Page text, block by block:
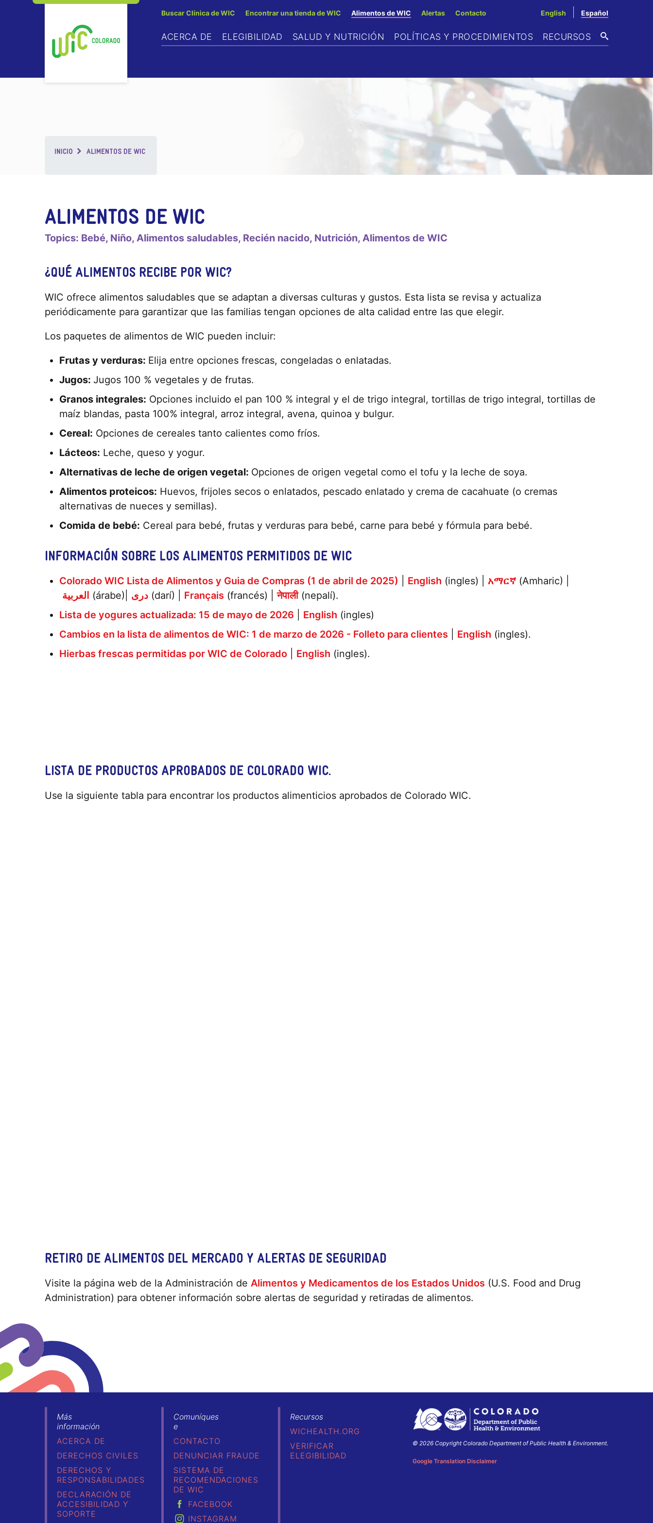
Skip
main
Buscar Clínica de WIC Encontrar una tienda de WIC Alimentos de WIC Alertas Contacto English Español
ACERCA DE ELEGIBILIDAD SALUD Y NUTRICIÓN POLÍTICAS Y PROCEDIMIENTOS
RECURSOS
Breadcrumb
INICIO ALIMENTOS DE WIC
ALIMENTOS DE WIC
Topics: Bebé Niño Alimentos saludables Recién nacido Nutrición Alimentos de WIC
¿QUÉ ALIMENTOS RECIBE POR WIC?
WIC ofrece alimentos saludables que se adaptan a diversas culturas y gustos. Esta lista se revisa y actualiza
periódicamente para garantizar que las familias tengan opciones de alta calidad entre las que elegir.
Los paquetes de alimentos de WIC pueden incluir:
Frutas y verduras: Elija entre opciones frescas, congeladas o enlatadas.
Jugos: Jugos 100 % vegetales y de frutas.
Granos integrales: Opciones incluido el pan 100 % integral y el de trigo integral, tortillas de trigo integral, tortillas de
maíz blandas, pasta 100% integral, arroz integral, avena, quinoa y bulgur.
Cereal: Opciones de cereales tanto calientes como fríos.
Lácteos: Leche, queso y yogur.
Alternativas de leche de origen vegetal: Opciones de origen vegetal como el tofu y la leche de soya.
Alimentos proteicos: Huevos, frijoles secos o enlatados, pescado enlatado y crema de cacahuate (o cremas
alternativas de nueces y semillas).
Comida de bebé: Cereal para bebé, frutas y verduras para bebé, carne para bebé y fórmula para bebé.
INFORMACIÓN SOBRE LOS ALIMENTOS PERMITIDOS DE WIC
Colorado WIC Lista de Alimentos y Guia de Compras (1 de abril de 2025) English (ingles) | አማርኛ(Amharic) |
العربية
(árabe)| دری (darí) | Français (francés) |नेपाली(nepalí).
Lista de yogures actualizada: 15 de mayo de 2026
English (ingles)
Cambios en la lista de alimentos de WIC: 1 de marzo de 2026 - Folleto para clientes
English (ingles).
Hierbas frescas permitidas por WIC de Colorado
English (ingles).
LISTA DE PRODUCTOS APROBADOS DE COLORADO WIC.
Use la siguiente tabla para encontrar los productos alimenticios aprobados de Colorado WIC.
RETIRO DE ALIMENTOS DEL MERCADO Y ALERTAS DE SEGURIDAD
Visite la página web de la Administración de Alimentos y Medicamentos de los Estados Unidos (U.S. Food and Drug
Administration) para obtener información sobre alertas de seguridad y retiradas de alimentos.
Más
información
ACERCA DE
DERECHOS CIVILES
DERECHOS Y
RESPONSABILIDADES
DECLARACIÓN DE
ACCESIBILIDAD Y
SOPORTE
Comuníques
e
CONTACTO
DENUNCIAR FRAUDE
SISTEMA DE
RECOMENDACIONES
DE WIC
FACEBOOK
INSTAGRAM
Recursos
WICHEALTH.ORG
VERIFICAR
ELEGIBILIDAD
of
© 2026 Copyright Colorado Department of Public Health & Environment.
Google Translation Disclaimer